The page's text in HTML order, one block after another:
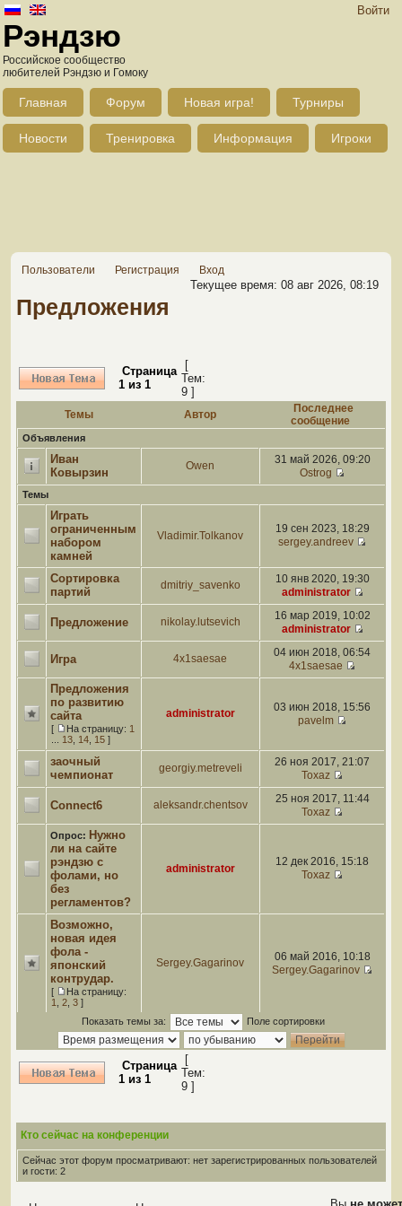
Войти
Рэндзю
Российское сообщество
любителей Рэндзю и Гомоку
Главная Форум Новая игра! Турниры
Новости Тренировка Информация Игроки
Пользователи Регистрация Вход
Текущее время: 08 авг 2026, 08:19
Предложения
Страница
1 из 1
[
Тем:
9 ]
Темы Автор
Последнее
сообщение
Объявления
Иван
Ковырзин
Owen
31 май 2026, 09:20
Ostrog
Темы
Играть
ограниченным
набором
камней
Vladimir.Tolkanov
19 сен 2023, 18:29
sergey.andreev
Сортировка
партий
dmitriy_savenko
10 янв 2020, 19:30
administrator
Предложение nikolay.lutsevich
16 мар 2019, 10:02
administrator
Игра 4x1saesae
04 июн 2018, 06:54
4x1saesae
Предложения
по развитию
сайта
[ На страницу: 1
13 14 15 ]
administrator
03 июн 2018, 15:56
pavelm
заочный
чемпионат
georgiy.metreveli
26 ноя 2017, 21:07
Toxaz
Connect6 aleksandr.chentsov
25 ноя 2017, 11:44
Toxaz
Опрос: Нужно
ли на сайте
рэндзю с
фолами, но
без
регламентов?
administrator
12 дек 2016, 15:18
Toxaz
Возможно,
новая идея
фола -
японский
контрудар.
[
На страницу:
1
2 3 ]
Sergey.Gagarinov
06 май 2016, 10:18
Sergey.Gagarinov
Показать темы за: Поле сортировки
Страница
1 из 1
[
Тем:
9 ]
Кто сейчас на конференции
Сейчас этот форум просматривают: нет зарегистрированных пользователей
и гости: 2